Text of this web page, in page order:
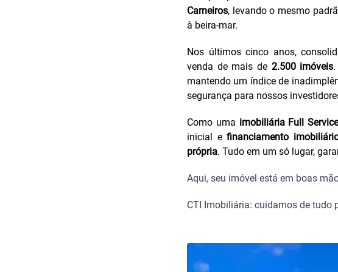
Carneiros, levando o mesmo
à beira-mar.
Nos últimos cinco anos,
venda de mais de 2.500 imóveis
mantendo um índice de
segurança para nossos
Como uma imobiliária Full
inicial efinanciamento
própria. Tudo em um só lugar,
Aqui, seu imóvel está em boas
CTI Imobiliária: cuidamos de tudo